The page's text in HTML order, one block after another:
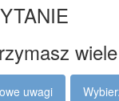
uwagi